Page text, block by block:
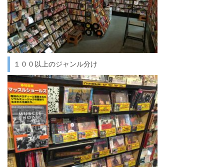
１００以上のジャンル分け